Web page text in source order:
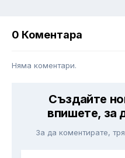
0 Коментара
Няма коментари.
Създайте
впишете, за
За да коментирате,